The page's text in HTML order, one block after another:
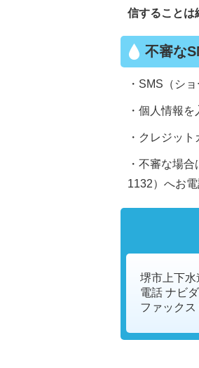
信することは
不審な
・SMS（シ
・個人情報
・クレジッ
・不審な場
1132）へお電
堺市上下水
電話 ナビ
ファック